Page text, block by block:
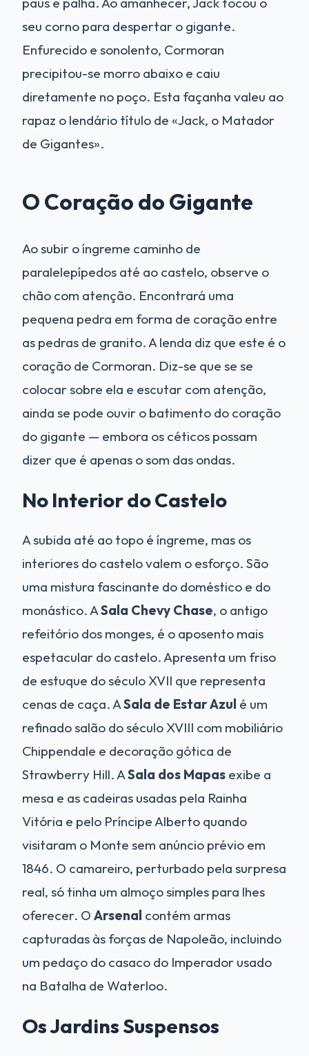
seu corno para despertar o gigante.
Enfurecido e sonolento, Cormoran
precipitou-se morro abaixo e caiu
diretamente no poço. Esta façanha valeu ao
rapaz o lendário título de «Jack, o Matador
de Gigantes».
O Coração do Gigante
Ao subir o íngreme caminho de
paralelepípedos até ao castelo, observe o
chão com atenção. Encontrará uma
pequena pedra em forma de coração entre
as pedras de granito. A lenda diz que este é o
coração de Cormoran. Diz-se que se se
colocar sobre ela e escutar com atenção,
ainda se pode ouvir o batimento do coração
do gigante — embora os céticos possam
dizer que é apenas o som das ondas.
No Interior do Castelo
A subida até ao topo é íngreme, mas os
interiores do castelo valem o esforço. São
uma mistura fascinante do doméstico e do
monástico. ASala Chevy Chase, o antigo
refeitório dos monges, é o aposento mais
espetacular do castelo. Apresenta um friso
de estuque do século XVII que representa
cenas de caça. ASala de Estar Azul é um
refinado salão do século XVIII com mobiliário
Chippendale e decoração gótica de
Strawberry Hill. ASala dos Mapas exibe a
mesa e as cadeiras usadas pela Rainha
Vitória e pelo Príncipe Alberto quando
visitaram o Monte sem anúncio prévio em
1846. O camareiro, perturbado pela surpresa
real, só tinha um almoço simples para lhes
oferecer. O Arsenal contém armas
capturadas às forças de Napoleão, incluindo
um pedaço do casaco do Imperador usado
na Batalha de Waterloo.
Os Jardins Suspensos